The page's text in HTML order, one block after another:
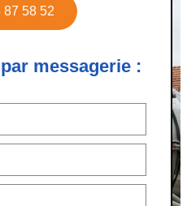
87 58 52
messagerie :